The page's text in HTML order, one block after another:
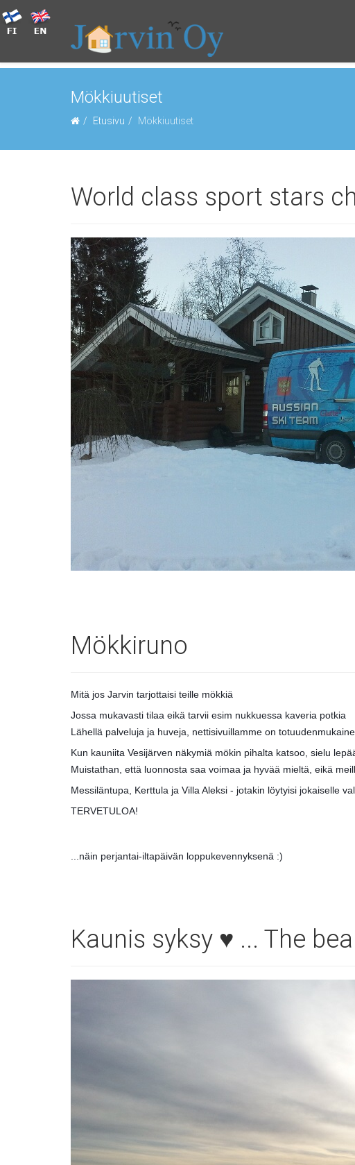
Mökkiuutiset
Etusivu Mökkiuutiset
World class sport stars
Mökkiruno
Mitä jos Jarvin tarjottaisi teille mökkiä
Jossa mukavasti tilaa eikä tarvii esim nukkuessa kaveria potkia
Lähellä palveluja ja huveja, nettisivuillamme on
Kun kauniita Vesijärven näkymiä mökin pihalta katsoo, sielu
Muistathan, että luonnosta saa voimaa ja hyvää mieltä, eikä
Messiläntupa, Kerttula ja Villa Aleksi - jotakin löytyisi jokaiselle
TERVETULOA!
...näin perjantai-iltapäivän loppukevennyksenä :)
Kaunis syksy ♥ ... The